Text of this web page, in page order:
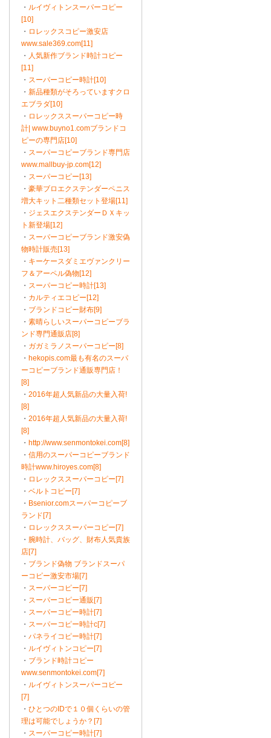
・ ルイヴィトンスーパーコピー
[10]
・ ロレックスコピー激安店
www.sale369.com[11]
・ 人気新作ブランド時計コピー
[11]
・ スーパーコピー時計[10]
・ 新品種類がそろっていますクロ
エブラダ[10]
・ ロレックススーパーコピー時
計| www.buyno1.comブランドコ
ピーの専門店[10]
・ スーパーコピーブランド専門店
www.mallbuy-jp.com[12]
・ スーパーコピー[13]
・ 豪華ブロエクステンダーペニス
増大キット二種類セット登場[11]
・ ジェスエクステンダーＤＸキッ
ト新登場[12]
・ スーパーコピーブランド激安偽
物時計販売[13]
・ キーケースダミエヴァンクリー
フ＆アーペル偽物[12]
・ スーパーコピー時計[13]
・ カルティエコピー[12]
・ ブランドコピー財布[9]
・ 素晴らしいスーパーコピーブラ
ンド専門通販店[8]
・ ガガミラノスーパーコピー[8]
・ hekopis.com最も有名のスーパ
ーコピーブランド通販専門店！
[8]
・ 2016年超人気新品の大量入荷!
[8]
・ 2016年超人気新品の大量入荷!
[8]
・ http://www.senmontokei.com[8]
・ 信用のスーパーコピーブランド
時計www.hiroyes.com[8]
・ ロレックススーパーコピー[7]
・ ベルトコピー[7]
・ Bsenior.comスーパーコピーブ
ランド[7]
・ ロレックススーパーコピー[7]
・ 腕時計、バッグ、財布人気貴族
店[7]
・ ブランド偽物 ブランドスーパ
ーコピー激安市場[7]
・ スーパーコピー[7]
・ スーパーコピー通販[7]
・ スーパーコピー時計[7]
・ スーパーコピー時計c[7]
・ パネライコピー時計[7]
・ ルイヴィトンコピー[7]
・ ブランド時計コピー
www.senmontokei.com[7]
・ ルイヴィトンスーパーコピー
[7]
・ ひとつのIDで１０個くらいの管
理は可能でしょうか？[7]
・ スーパーコピー時計[7]